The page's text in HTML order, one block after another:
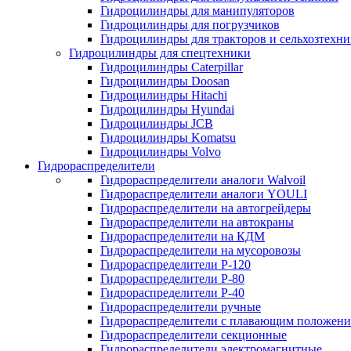
Гидроцилиндры для манипуляторов
Гидроцилиндры для погрузчиков
Гидроцилиндры для тракторов и
Гидроцилиндры для спецтехники
Гидроцилиндры Caterpillar
Гидроцилиндры Doosan
Гидроцилиндры Hitachi
Гидроцилиндры Hyundai
Гидроцилиндры JCB
Гидроцилиндры Komatsu
Гидроцилиндры Volvo
Гидрораспределители
Гидрораспределители аналоги Walvoil
Гидрораспределители аналоги YOULI
Гидрораспределители на автогрейдеры
Гидрораспределители на автокраны
Гидрораспределители на КДМ
Гидрораспределители на мусоровозы
Гидрораспределители Р-120
Гидрораспределители Р-80
Гидрораспределители Р-40
Гидрораспределители ручные
Гидрораспределители с плавающим
Гидрораспределители секционные